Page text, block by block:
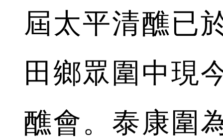
屆太平清醮已
田鄉眾圍中現
醮會。泰康圍